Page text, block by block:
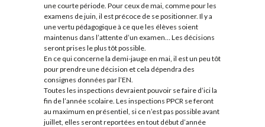
une courte période. Pour ceux de mai, comme pour les
examens de juin, il est précoce de se positionner. Il y a
une vertu pédagogique à ce que les élèves soient
maintenus dans l’attente d’un examen… Les décisions
seront prises le plus tôt possible.
En ce qui concerne la demi-jauge en mai, il est un peu tôt
pour prendre une décision et cela dépendra des
consignes données par l’EN.
Toutes les inspections devraient pouvoir se faire d’ici la
fin de l’année scolaire. Les inspections PPCR se feront
au maximum en présentiel, si ce n’est pas possible avant
juillet, elles seront reportées en tout début d’année